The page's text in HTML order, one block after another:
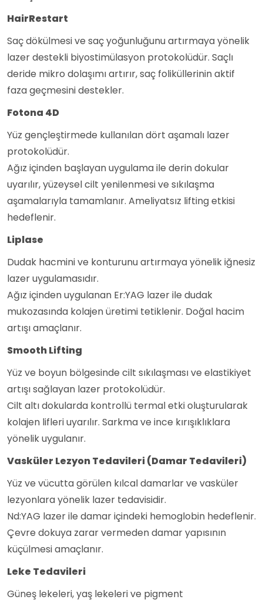
HairRestart
Saç dökülmesi ve saç yoğunluğunu artırmaya yönelik
lazer destekli biyostimülasyon protokolüdür. Saçlı
deride mikro dolaşımı artırır, saç foliküllerinin aktif
faza geçmesini destekler.
Fotona 4D
Yüz gençleştirmede kullanılan dört aşamalı lazer
protokolüdür.
Ağız içinden başlayan uygulama ile derin dokular
uyarılır, yüzeysel cilt yenilenmesi ve sıkılaşma
aşamalarıyla tamamlanır. Ameliyatsız lifting etkisi
hedeflenir.
Liplase
Dudak hacmini ve konturunu artırmaya yönelik iğnesiz
lazer uygulamasıdır.
Ağız içinden uygulanan Er:YAG lazer ile dudak
mukozasında kolajen üretimi tetiklenir. Doğal hacim
artışı amaçlanır.
Smooth Lifting
Yüz ve boyun bölgesinde cilt sıkılaşması ve elastikiyet
artışı sağlayan lazer protokolüdür.
Cilt altı dokularda kontrollü termal etki oluşturularak
kolajen lifleri uyarılır. Sarkma ve ince kırışıklıklara
yönelik uygulanır.
Vasküler Lezyon Tedavileri (Damar Tedavileri)
Yüz ve vücutta görülen kılcal damarlar ve vasküler
lezyonlara yönelik lazer tedavisidir.
Nd:YAG lazer ile damar içindeki hemoglobin hedeflenir.
Çevre dokuya zarar vermeden damar yapısının
küçülmesi amaçlanır.
Leke Tedavileri
Güneş lekeleri, yaş lekeleri ve pigment